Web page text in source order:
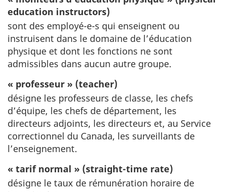
education instructors)
sont des employé-e-s qui enseignent ou
instruisent dans le domaine de l’éducation
physique et dont les fonctions ne sont
admissibles dans aucun autre groupe.
« professeur » (teacher)
désigne les professeurs de classe, les chefs
d’équipe, les chefs de département, les
directeurs adjoints, les directeurs et, au Service
correctionnel du Canada, les surveillants de
l’enseignement.
« tarif normal » (straight-time rate)
désigne le taux de rémunération horaire de